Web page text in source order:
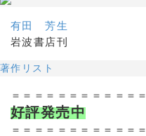
有田 芳生
岩波書店刊
著作リスト
＝＝＝＝＝＝＝＝＝＝＝＝
好評発売中
＝＝＝＝＝＝＝＝＝＝＝＝